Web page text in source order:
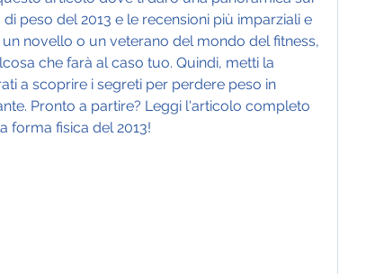
peso del 2013 e le recensioni più imparziali e
novello o un veterano del mondo del fitness,
che farà al caso tuo. Quindi, metti la
a scoprire i segreti per perdere peso in
Pronto a partire? Leggi l'articolo completo
forma fisica del 2013!